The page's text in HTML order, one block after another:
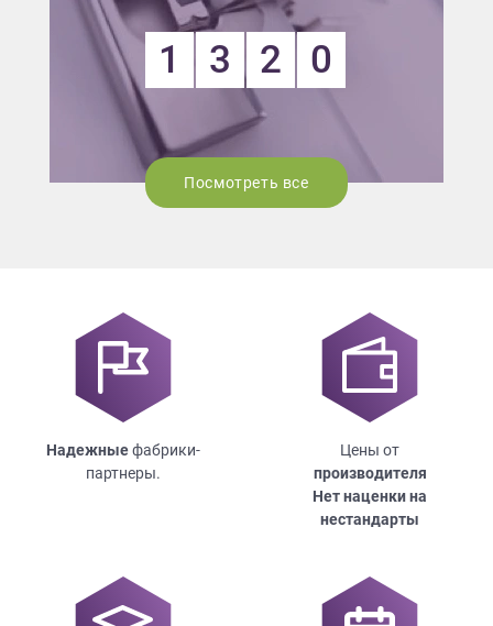
1 3 2 0
Посмотреть все
Надежныефабрики-
партнеры.
Цены от
производителя
Нет наценки на
нестандарты